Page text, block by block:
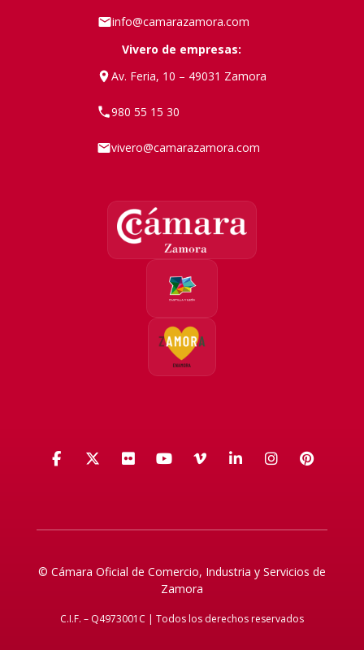
info@camarazamora.com
Vivero de empresas:
Av. Feria, 10 – 49031 Zamora
980 55 15 30
vivero@camarazamora.com
Facebook
X (Twitter)
FlickrYouTube
VimeoLinkedIn
© Cámara Oficial de Comercio, Industria y Servicios de
Zamora
C.I.F. – Q4973001C | Todos los derechos reservados